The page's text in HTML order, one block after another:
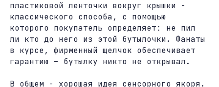
пластиковой ленточки вокруг крышки -
классического способа, с помощью
которого покупатель определяет: не пил
ли кто до него из этой бутылочки. Фанаты
в курсе, фирменный щелчок обеспечивает
гарантию – бутылку никто не открывал.
В общем - хорошая идея сенсорного якоря.